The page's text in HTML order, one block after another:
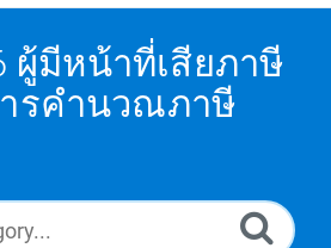
ผู้มีหน้าที่เสียภาษี
รคำนวณภาษี